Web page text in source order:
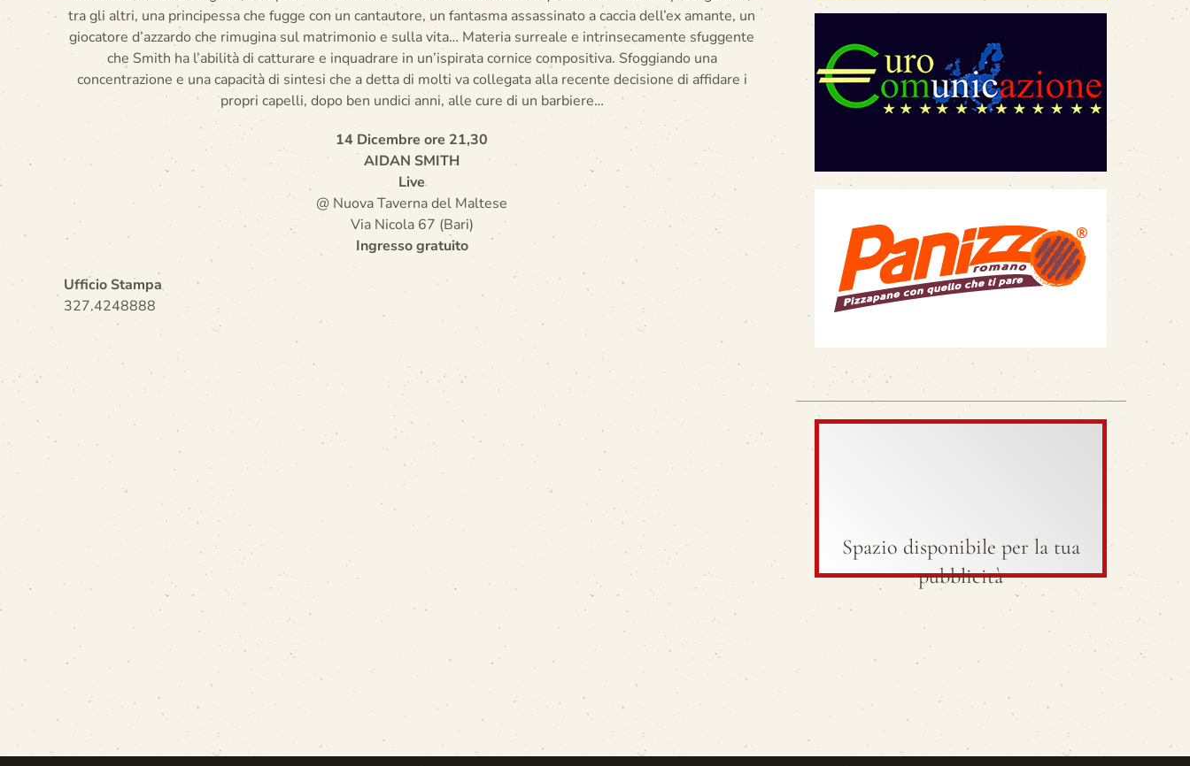
tra gli altri, una principessa che fugge con un cantautore, un fantasma assassinato a caccia dell’ex amante, un
giocatore d’azzardo che rimugina sul matrimonio e sulla vita… Materia surreale e intrinsecamente sfuggente
che Smith ha l’abilità di catturare e inquadrare in un’ispirata cornice compositiva. Sfoggiando una
concentrazione e una capacità di sintesi che a detta di molti va collegata alla recente decisione di affidare i
propri capelli, dopo ben undici anni, alle cure di un barbiere…
14 Dicembre ore 21,30
AIDAN SMITH
Live
@ Nuova Taverna del Maltese
Via Nicola 67 (Bari)
Ingresso gratuito
Ufficio Stampa
327.4248888
Spazio disponibile per la tua
pubblicità